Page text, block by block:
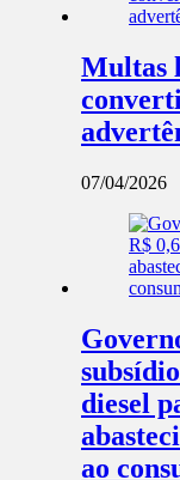
Multas
07/04/2026
diesel
ao